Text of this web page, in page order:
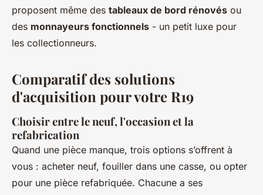
proposent même des tableaux de bord rénovés ou
des monnayeurs fonctionnels - un petit luxe pour
les collectionneurs.
Comparatif des solutions
d'acquisition pour votre R19
Choisir entre le neuf, l'occasion et la
refabrication
Quand une pièce manque, trois options s’offrent à
vous : acheter neuf, fouiller dans une casse, ou opter
pour une pièce refabriquée. Chacune a ses